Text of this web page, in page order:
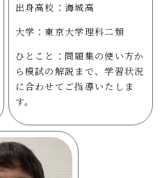
出身高校：海城高
大学：東京大学理科二類
ひとこと：問題集の使い方か
ら模試の解説まで、学習状況
に合わせてご指導いたしま
す。